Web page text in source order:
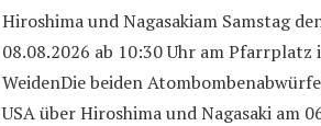
Hiroshima und Nagasakiam Samstag
08.08.2026 ab 10:30 Uhr am Pfarrplatz
WeidenDie beiden
USA über Hiroshima und Nagasaki am